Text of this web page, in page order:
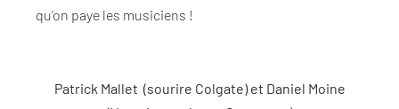
qu’on paye les musiciens !
Patrick Mallet (sourire Colgate) et Daniel Moine